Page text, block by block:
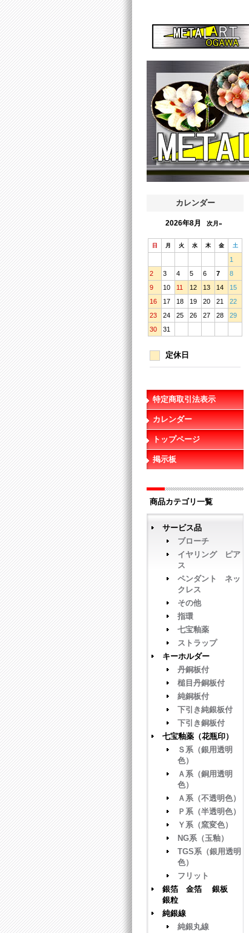
カレンダー
2026年8月 次月»
日 月 火 水 木 金 土
1
2
3 4 5 6 7
8
9
10 11 12 13 14
15
16
17 18 19 20 21
22
23
24 25 26 27 28
29
30
31
定休日
特定商取引法表示
カレンダー
トップページ
掲示板
商品カテゴリ一覧
サービス品
ブローチ
イヤリング ピア
ス
ペンダント ネッ
クレス
その他
指環
七宝釉薬
ストラップ
キーホルダー
丹銅板付
槌目丹銅板付
純銅板付
下引き純銀板付
下引き銅板付
七宝釉薬（花瓶印）
Ｓ系（銀用透明
色）
Ａ系（銅用透明
色）
Ａ系（不透明色）
Ｐ系（半透明色）
Ｙ系（窯変色）
NG系（玉釉）
TGS系（銀用透明
色）
フリット
銀箔 金箔 銀板
銀粒
純銀線
純銀丸線